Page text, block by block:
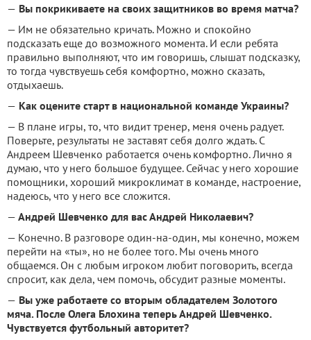
— Вы покрикиваете на своих защитников во время матча?
— Им не обязательно кричать. Можно и спокойно
подсказать еще до возможного момента. И если ребята
правильно выполняют, что им говоришь, слышат подсказку,
то тогда чувствуешь себя комфортно, можно сказать,
отдыхаешь.
— Как оцените старт в национальной команде Украины?
— В плане игры, то, что видит тренер, меня очень радует.
Поверьте, результаты не заставят себя долго ждать. С
Андреем Шевченко работается очень комфортно. Лично я
думаю, что у него большое будущее. Сейчас у него хорошие
помощники, хороший микроклимат в команде, настроение,
надеюсь, что у него все сложится.
— Андрей Шевченко для вас Андрей Николаевич?
— Конечно. В разговоре один-на-один, мы конечно, можем
перейти на «ты», но не более того. Мы очень много
общаемся. Он с любым игроком любит поговорить, всегда
спросит, как дела, чем помочь, обсудит разные моменты.
— Вы уже работаете со вторым обладателем Золотого
мяча. После Олега Блохина теперь Андрей Шевченко.
Чувствуется футбольный авторитет?